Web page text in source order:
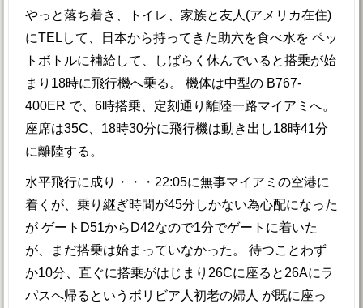
やっと落ち着き、トイレ、家族と友人(アメリカ在住)
にTELして、日本から持ってきた助六を食べ水を ペッ
トボトルに補給して、しばらく休んでいると搭乗が始
まり18時に飛行機へ乗る。 機体は中型の B767-
400ER で、6時搭乗、定刻通り離陸一路マイアミへ。
座席は35C、18時30分に飛行機は動き出し18時41分
に離陸する。
水平飛行に成り・・・22:05に無事マイアミの空港に
着くが、乗り継ぎ時間が45分しかない為心配になった
が ゲートD51からD42なので1分でゲートに着いた
が、まだ搭乗は始まっていなかった。 待つことわず
か10分、直ぐに搭乗がはじまり26Cに座ると26Aにラ
パスへ帰るというボリビア人初老の婦人 が既に座っ